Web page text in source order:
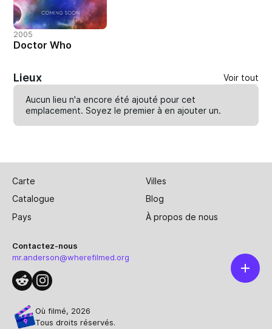
2005
Doctor Who
Lieux Voir tout
Aucun lieu n'a encore été ajouté pour cet
emplacement. Soyez le premier à enajouter un.
Carte
Villes
Catalogue
Blog
Pays
À propos de nous
Contactez-nous
mr.anderson@wherefilmed.org
Où filmé, 2026
Tous droits réservés.